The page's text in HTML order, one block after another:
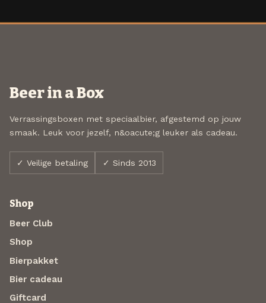
Beer in a Box
Verrassingsboxen met speciaalbier, afgestemd op jouw
smaak. Leuk voor jezelf, n&oacute;g leuker als cadeau.
✓ Veilige betaling ✓ Sinds 2013
Shop
Beer Club
Shop
Bierpakket
Bier cadeau
Giftcard